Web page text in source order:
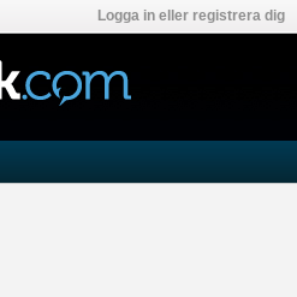
Logga in eller registrera dig